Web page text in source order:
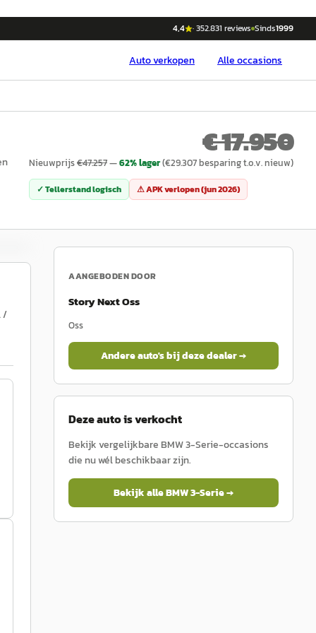
4,4 ·352.831 reviews Sinds1999
Autoverkopen Alle occasions
€ 17.950
Nieuwprijs€47.257—62% lager(€29.307besparing t.o.v. nieuw)
✓ Tellerstand logisch ⚠ APK verlopen (jun 2026)
/
AANGEBODEN DOOR
Story Next Oss
Oss
Andere auto's bij deze dealer →
Deze auto is verkocht
Bekijk vergelijkbare BMW3-Serie-occasions
die nu wél beschikbaar zijn.
Bekijk alleBMW3-Serie→